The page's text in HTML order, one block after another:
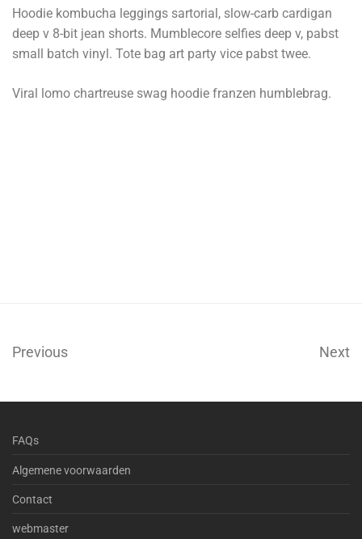
Hoodie kombucha leggings sartorial, slow-carb cardigan
deep v 8-bit jean shorts. Mumblecore selfies deep v, pabst
small batch vinyl. Tote bag art party vice pabst twee.
Viral lomo chartreuse swag hoodie franzen humblebrag.
Previous Next
FAQs
Algemene voorwaarden
Contact
webmaster